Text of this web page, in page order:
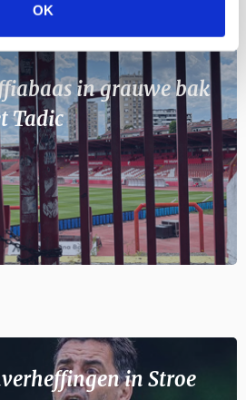
OK
in grauwe bak
Tadic
in Stroe